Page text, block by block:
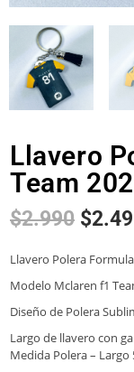
Llavero
Team
$2.990 $
Llavero Polera
Modelo Mclaren f1
Diseño de Polera
Largo de llavero con
Medida Polera –